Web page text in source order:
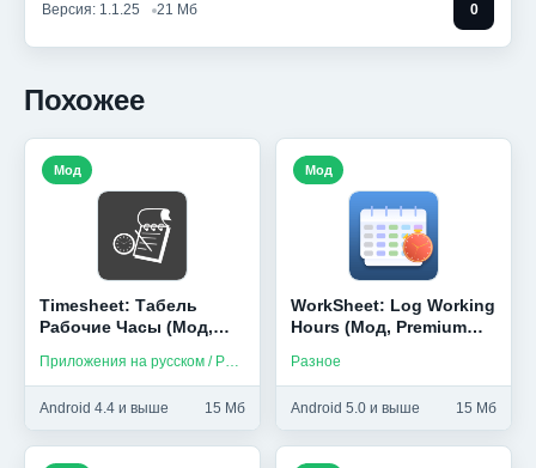
Версия: 1.1.25 21 Мб 0
Похожее
Timesheet: Табель
Рабочие Часы (Мод,
Приложения на русском / Разное
Android 4.4 и выше 15 Мб
Мод
WorkSheet: Log Working
Hours (Мод, Premium
Разное
Android 5.0 и выше 15 Мб
Мод